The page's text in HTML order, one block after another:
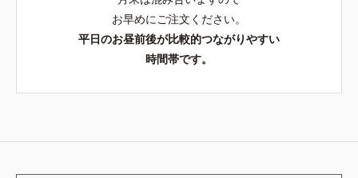
お早めにご注文ください。
平日のお昼前後が比較的つながりやすい
時間帯です。